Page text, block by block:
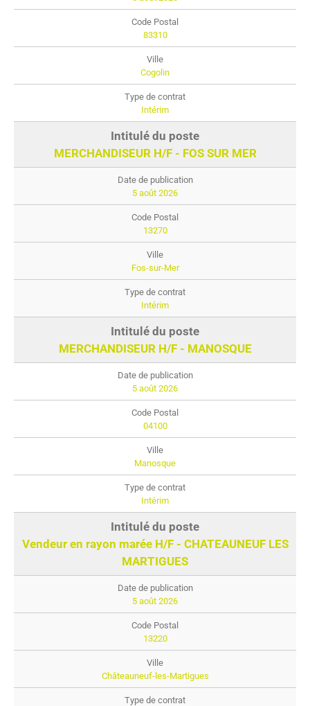
83310
Cogolin
Intérim
MERCHANDISEUR H/F - FOS SUR MER
5 août 2026
13270
Fos-sur-Mer
Intérim
MERCHANDISEUR H/F - MANOSQUE
5 août 2026
04100
Manosque
Intérim
Vendeur en rayon marée H/F - CHATEAUNEUF LES
MARTIGUES
5 août 2026
13220
Châteauneuf-les-Martigues